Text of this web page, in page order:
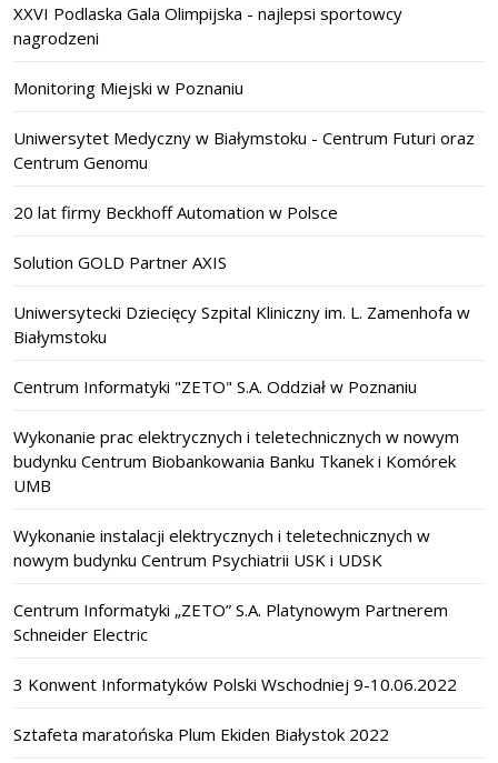
XXVI Podlaska Gala Olimpijska - najlepsi sportowcy
nagrodzeni
Monitoring Miejski w Poznaniu
Uniwersytet Medyczny w Białymstoku - Centrum Futuri oraz
Centrum Genomu
20 lat firmy Beckhoff Automation w Polsce
Solution GOLD Partner AXIS
Uniwersytecki Dziecięcy Szpital Kliniczny im. L. Zamenhofa w
Białymstoku
Centrum Informatyki "ZETO" S.A. Oddział w Poznaniu
Wykonanie prac elektrycznych i teletechnicznych w nowym
budynku Centrum Biobankowania Banku Tkanek i Komórek
UMB
Wykonanie instalacji elektrycznych i teletechnicznych w
nowym budynku Centrum Psychiatrii USK i UDSK
Centrum Informatyki „ZETO” S.A. Platynowym Partnerem
Schneider Electric
3 Konwent Informatyków Polski Wschodniej 9-10.06.2022
Sztafeta maratońska Plum Ekiden Białystok 2022